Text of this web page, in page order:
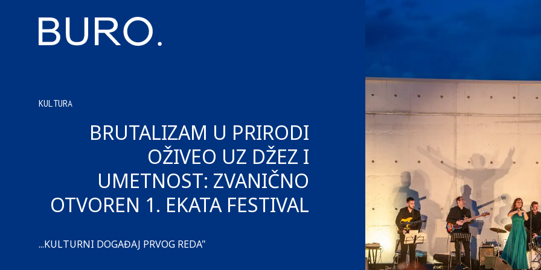
KULTURA
BRUTALIZAM U PRIRODI
OŽIVEO UZ DŽEZ I
UMETNOST: ZVANIČNO
OTVOREN 1. EKATA FESTIVAL
...KULTURNI DOGAĐAJ PRVOG REDA"